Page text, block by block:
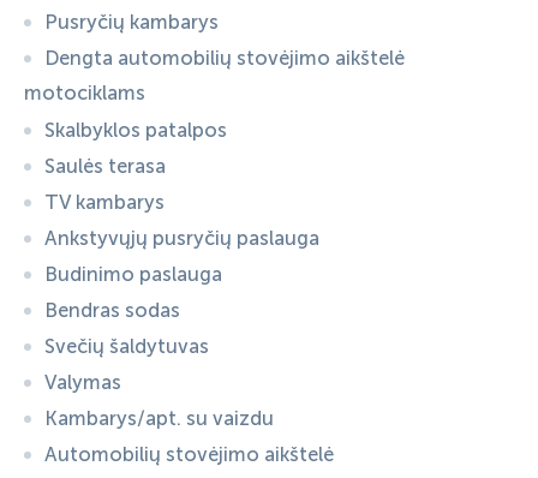
Pusryčių kambarys
Dengta automobilių stovėjimo aikštelė
motociklams
Skalbyklos patalpos
Saulės terasa
TV kambarys
Ankstyvųjų pusryčių paslauga
Budinimo paslauga
Bendras sodas
Svečių šaldytuvas
Valymas
Kambarys/apt. su vaizdu
Automobilių stovėjimo aikštelė